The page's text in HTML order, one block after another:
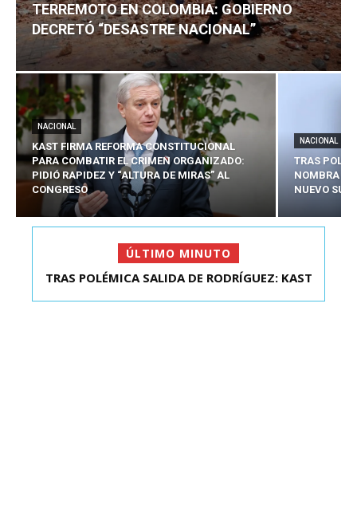
TERREMOTO EN COLOMBIA: GOBIERNO
DECRETÓ “DESASTRE NACIONAL”
NACIONAL
KAST FIRMA REFORMA CONSTITUCIONAL
PARA COMBATIR EL CRIMEN ORGANIZADO:
PIDIÓ RAPIDEZ Y “ALTURA DE MIRAS” AL
CONGRESO
NACIONAL
TRAS
NOMBRA A
NUEVO
ÚLTIMO MINUTO
AUMENTAN A 71 LOS MUERTOS POR TERREMOTO
TRAS POLÉMICA SALIDA DE RODRÍGUEZ: KAST